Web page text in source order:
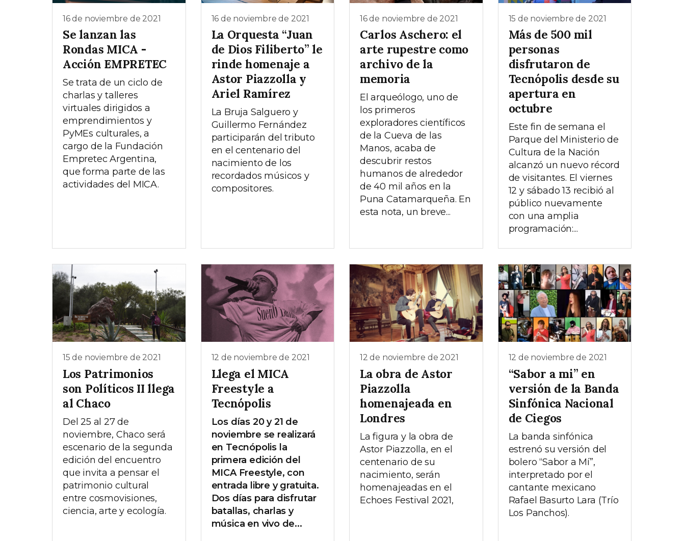
16 de noviembre de 2021
Se lanzan las
Rondas MICA -
Acción EMPRETEC
Se trata de un ciclo de
charlas y talleres
virtuales dirigidos a
emprendimientos y
PyMEs culturales, a
cargo de la Fundación
Empretec Argentina,
que forma parte de las
actividades del MICA.
16 de noviembre de 2021
La Orquesta “Juan
de Dios Filiberto” le
rinde homenaje a
Astor Piazzolla y
Ariel Ramírez
La Bruja Salguero y
Guillermo Fernández
participarán del tributo
en el centenario del
nacimiento de los
recordados músicos y
compositores.
16 de noviembre de 2021
Carlos Aschero: el
arte rupestre como
archivo de la
memoria
El arqueólogo, uno de
los primeros
exploradores científicos
de la Cueva de las
Manos, acaba de
descubrir restos
humanos de alrededor
de 40 mil años en la
Puna Catamarqueña. En
esta nota, un breve...
15 de noviembre de 2021
Más de 500 mil
personas
disfrutaron de
Tecnópolis desde su
apertura en
octubre
Este fin de semana el
Parque del Ministerio de
Cultura de la Nación
alcanzó un nuevo récord
de visitantes. El viernes
12 y sábado 13 recibió al
público nuevamente
con una amplia
programación:...
15 de noviembre de 2021
Los Patrimonios
son Políticos II llega
al Chaco
Del 25 al 27 de
noviembre, Chaco será
escenario de la segunda
edición del encuentro
que invita a pensar el
patrimonio cultural
entre cosmovisiones,
ciencia, arte y ecología.
12 de noviembre de 2021
Llega el MICA
Freestyle a
Tecnópolis
Los días 20 y 21 de
noviembre se realizará
en Tecnópolis la
primera edición del
MICA Freestyle, con
entrada libre y gratuita.
Dos días para disfrutar
batallas, charlas y
música en vivo de...
12 de noviembre de 2021
La obra de Astor
Piazzolla
homenajeada en
Londres
La figura y la obra de
Astor Piazzolla, en el
centenario de su
nacimiento, serán
homenajeadas en el
Echoes Festival 2021,
12 de noviembre de 2021
“Sabor a mi” en
versión de la Banda
Sinfónica Nacional
de Ciegos
La banda sinfónica
estrenó su versión del
bolero “Sabor a Mí”,
interpretado por el
cantante mexicano
Rafael Basurto Lara (Trío
Los Panchos).